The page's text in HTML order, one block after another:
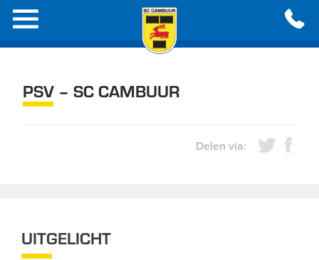
PSV – SC CAMBUUR
Delen via:
UITGELICHT